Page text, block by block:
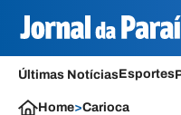
Últimas NotíciasEsportes
Home>Carioca